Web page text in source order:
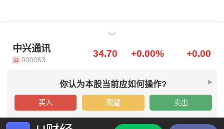
中兴通讯
中兴通讯
000063
34.70 +0.00% +0.00
你认为本股当前应如何操作?
买入 观望 卖出